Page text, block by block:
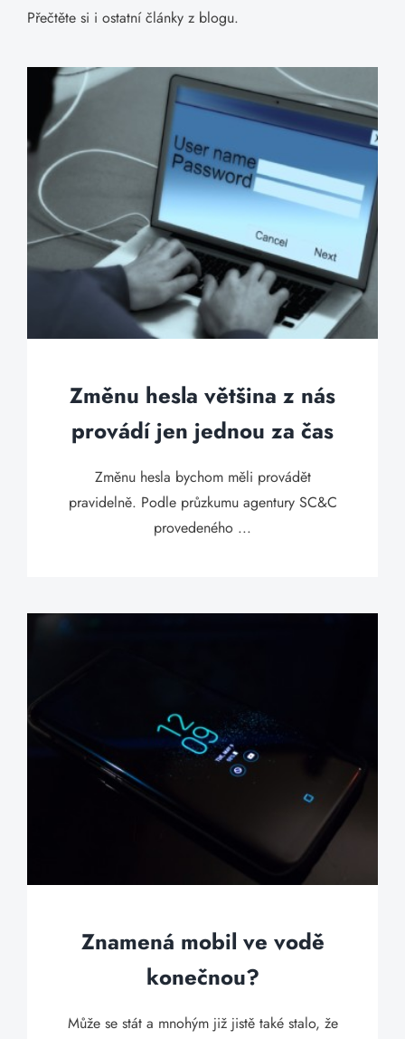
Přečtěte si i ostatní články z blogu.
Změnu hesla většina z nás
provádí jen jednou za čas
Změnu hesla bychom měli provádět
pravidelně. Podle průzkumu agentury SC&C
provedeného ...
Znamená mobil ve vodě
konečnou?
Může se stát a mnohým již jistě také stalo, že